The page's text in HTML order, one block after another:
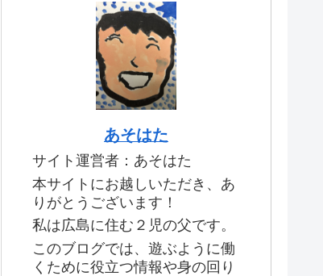
あそはた
サイト運営者：あそはた
本サイトにお越しいただき、あ
りがとうございます！
私は広島に住む２児の父です。
このブログでは、遊ぶように働
くために役立つ情報や身の回り